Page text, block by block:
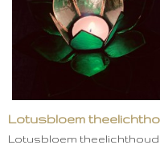
Lotusbloem
Lotusbloem